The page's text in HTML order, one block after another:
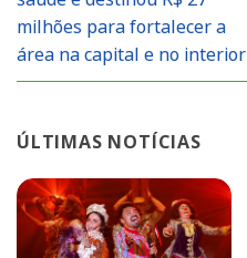
milhões para fortalecer a
área na capital e no interior
ÚLTIMAS NOTÍCIAS